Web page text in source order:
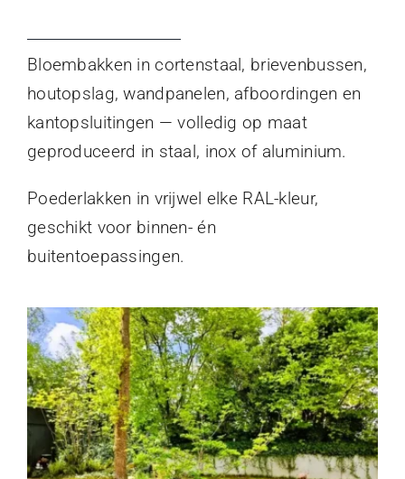
Bloembakken in cortenstaal, brievenbussen,
houtopslag, wandpanelen, afboordingen en
kantopsluitingen — volledig op maat
geproduceerd in staal, inox of aluminium.
Poederlakken in vrijwel elke RAL-kleur,
geschikt voor binnen- én
buitentoepassingen.